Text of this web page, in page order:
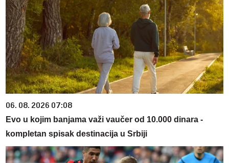
06. 08. 2026 07:08
Evo u kojim banjama važi vaučer od 10.000 dinara -
kompletan spisak destinacija u Srbiji